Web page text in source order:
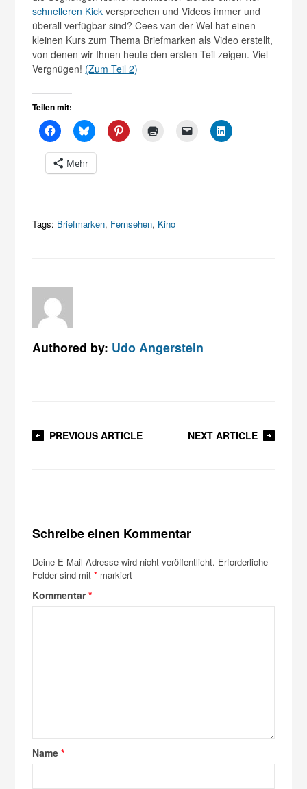
schnelleren Kick versprechen und Videos immer und
überall verfügbar sind? Cees van der Wel hat einen
kleinen Kurs zum Thema Briefmarken als Video erstellt,
von denen wir Ihnen heute den ersten Teil zeigen. Viel
Vergnügen! (Zum Teil 2)
Teilen mit:
Mehr
Tags: Briefmarken, Fernsehen, Kino
Authored by: Udo Angerstein
PREVIOUS ARTICLE NEXT ARTICLE
Schreibe einen Kommentar
Deine E-Mail-Adresse wird nicht veröffentlicht. Erforderliche
Felder sind mit* markiert
Kommentar*
Name*